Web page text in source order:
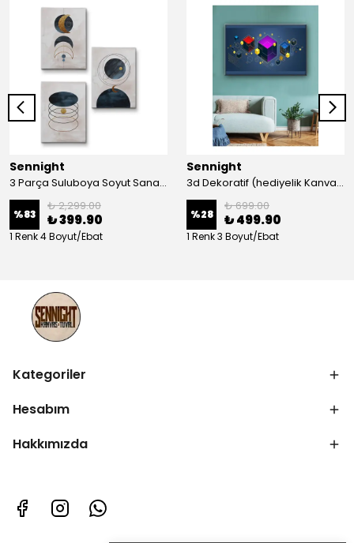
Sennight
3 Parça Suluboya Soyut Sanat Koleksiyonu Dekoratif Kanvas Tablo
%83
₺ 2,299.00
₺ 399.90
1 Renk 4 Boyut/Ebat
Sennight
3d Dekoratif (hediyelik Kanvas Tablo)
%28
₺ 699.00
₺ 499.90
1 Renk 3 Boyut/Ebat
Kategoriler
Hesabım
Hakkımızda